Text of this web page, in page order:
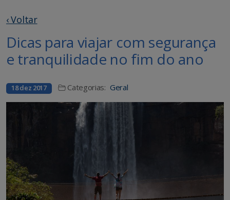
‹ Voltar
Dicas para viajar com segurança
e tranquilidade no fim do ano
18 dez 2017 Categorias: Geral